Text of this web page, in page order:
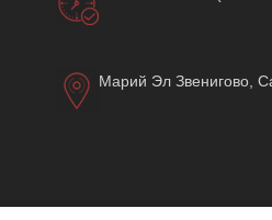
Марий Эл Звенигово,